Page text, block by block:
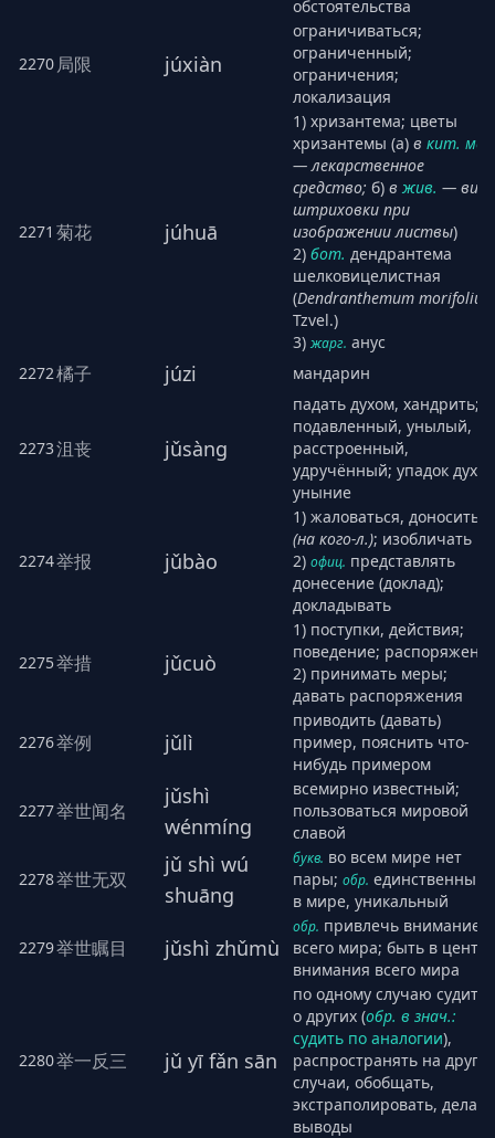
обстоятельства
2270 局限 júxiàn
ограничиваться;
ограниченный;
ограничения;
локализация
2271 菊花 júhuā
1) хризантема; цветы
хризантемы (а) в кит.
― лекарственное
средство; б) в жив. ― вид
штриховки при
изображении листвы)
2) бот. дендрантема
шелковицелистная
(Dendranthemum morifolium
Tzvel.)
3) жарг. анус
2272橘子 júzi мандарин
2273沮丧 jǔsàng
падать духом, хандрить;
подавленный, унылый,
расстроенный,
удручённый; упадок духа,
уныние
2274举报 jǔbào
1) жаловаться, доносить
(на кого-л.); изобличать
2) офиц. представлять
донесение (доклад);
докладывать
2275举措 jǔcuò
1) поступки, действия;
поведение;
2) принимать меры;
давать распоряжения
2276举例 jǔlì
приводить (давать)
пример, пояснить что-
нибудь примером
2277举世闻名
jǔshì
wénmíng
всемирно известный;
пользоваться мировой
славой
2278举世无双
jǔ shì wú
shuāng
букв. во всем мире нет
пары; обр. единственный
в мире, уникальный
2279举世瞩目 jǔshì zhǔmù
обр. привлечь внимание
всего мира; быть в
внимания всего мира
2280举一反三 jǔ yī fǎn sān
по одному случаю судить
о других (обр. в знач.:
судить по аналогии),
распространять на
случаи, обобщать,
экстраполировать, делать
выводы